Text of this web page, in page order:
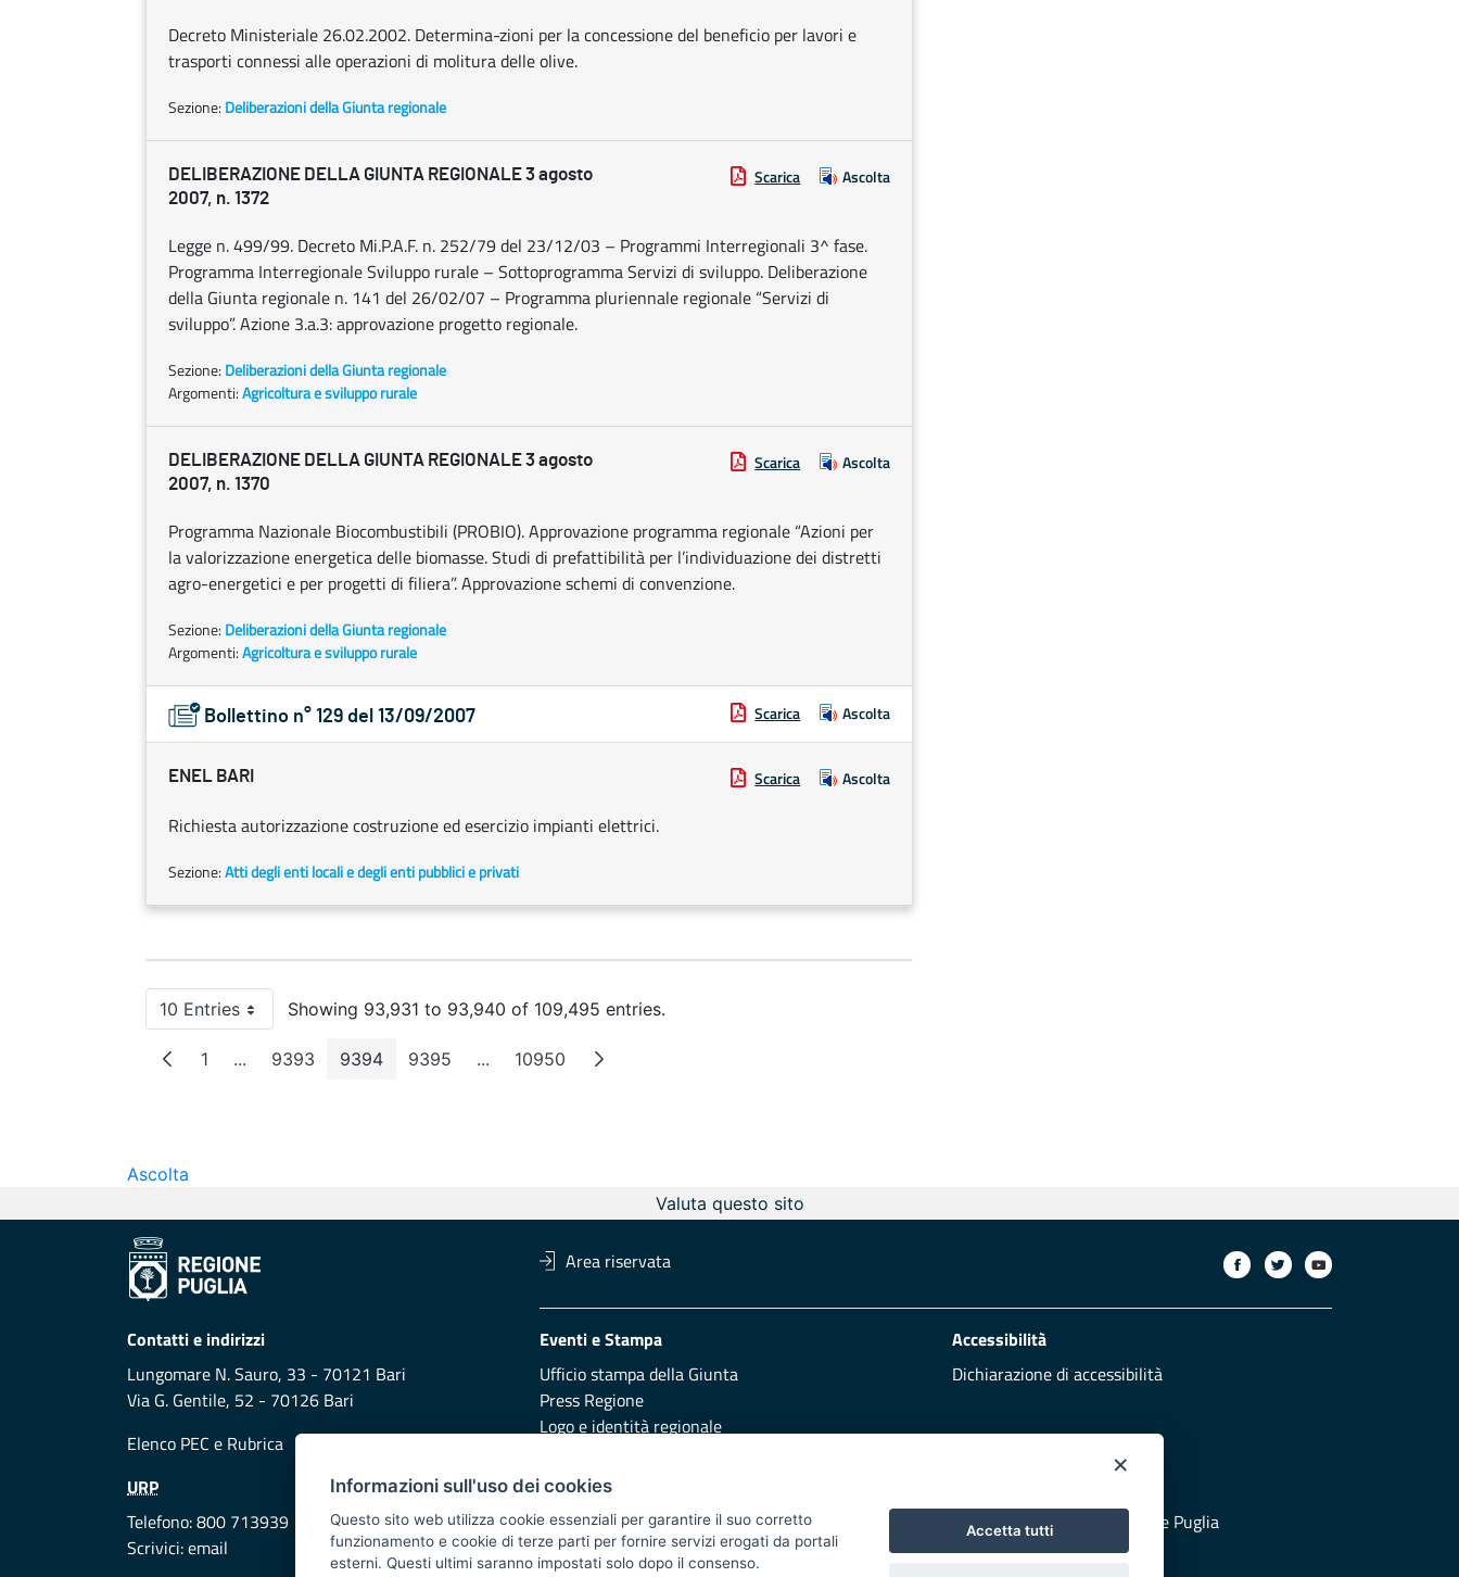
Decreto Ministeriale 26.02.2002. Determina-zioni per la concessione del beneficio per lavori e
trasporti connessi alle operazioni di molitura delle olive.
Sezione: Deliberazioni della Giunta regionale
DELIBERAZIONE DELLA GIUNTA REGIONALE 3 agosto
2007, n. 1372
Scarica Ascolta
Legge n. 499/99. Decreto Mi.P.A.F. n. 252/79 del 23/12/03 – Programmi Interregionali 3^ fase.
Programma Interregionale Sviluppo rurale – Sottoprogramma Servizi di sviluppo. Deliberazione
della Giunta regionale n. 141 del 26/02/07 – Programma pluriennale regionale “Servizi di
sviluppo”. Azione 3.a.3: approvazione progetto regionale.
Sezione: Deliberazioni della Giunta regionale
Argomenti:Agricoltura e sviluppo rurale
DELIBERAZIONE DELLA GIUNTA REGIONALE 3 agosto
2007, n. 1370
Scarica Ascolta
Programma Nazionale Biocombustibili (PROBIO). Approvazione programma regionale “Azioni per
la valorizzazione energetica delle biomasse. Studi di prefattibilità per l’individuazione dei distretti
agro-energetici e per progetti di filiera”. Approvazione schemi di convenzione.
Sezione: Deliberazioni della Giunta regionale
Argomenti:Agricoltura e sviluppo rurale
Bollettino n° 129 del 13/09/2007 Scarica Ascolta
ENEL BARI Scarica Ascolta
Richiesta autorizzazione costruzione ed esercizio impianti elettrici.
Sezione:Atti degli enti locali e degli enti pubblici e privati
10 EntriesPer Page Showing 93,931 to 93,940 of 109,495 entries.
Page
1 ...Intermediate Pages
Page
9393 Page
9394 Page
9395 ...Intermediate Pages
Page
10950
Ascolta
Valuta questo sito
Area riservata
Contatti e indirizzi
Lungomare N. Sauro, 33 - 70121 Bari
Via G. Gentile, 52 - 70126 Bari
Elenco PEC e Rubrica
Eventi e Stampa
Ufficio stampa della Giunta
Press Regione
Logo e identità regionale
Accessibilità
Dichiarazione di accessibilità
URP
Telefono: 800 713939
Scrivici:email
Redazione
Presentazione
Responsabili di pubblicazione
Vai al sito di Protezione Civile Puglia
×
Informazioni sull'uso dei cookies
Questo sito web utilizza cookie essenziali per garantire il suo corretto
funzionamento e cookie di terze parti per fornire servizi erogati da portali
esterni. Questi ultimi saranno impostati solo dopo il consenso.
Accetta tutti